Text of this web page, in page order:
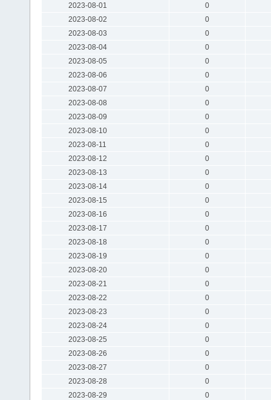
2023-08-01
0
2023-08-02
0
2023-08-03
0
2023-08-04
0
2023-08-05
0
2023-08-06
0
2023-08-07
0
2023-08-08
0
2023-08-09
0
2023-08-10
0
2023-08-11
0
2023-08-12
0
2023-08-13
0
2023-08-14
0
2023-08-15
0
2023-08-16
0
2023-08-17
0
2023-08-18
0
2023-08-19
0
2023-08-20
0
2023-08-21
0
2023-08-22
0
2023-08-23
0
2023-08-24
0
2023-08-25
0
2023-08-26
0
2023-08-27
0
2023-08-28
0
2023-08-29
0